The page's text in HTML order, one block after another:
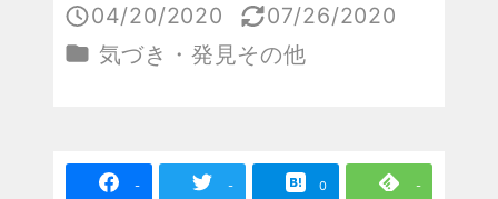
投稿日
04/20/2020
更新日
07/26/2020
カテゴリー
気づき・発見その他
- - 0 -